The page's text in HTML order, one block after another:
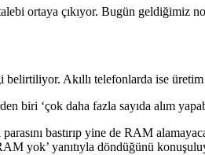
ortaya çıkıyor. Bugün geldiğimiz
Akıllı telefonlarda ise
biri ‘çok daha fazla sayıda alım
bastırıp yine de RAM
yok’ yanıtıyla döndüğünü